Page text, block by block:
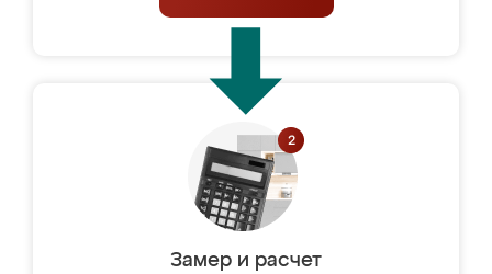
Замер и расчет